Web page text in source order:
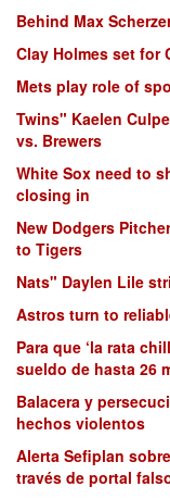
Behind Max
Clay Holmes set for
Mets play role of
Twins" Kaelen
vs. Brewers
White Sox need to
closing in
New Dodgers
to Tigers
Nats" Daylen Lile
Astros turn to
Para que ‘la rata
sueldo de hasta 26
Balacera y
hechos violentos
Alerta Sefiplan
través de portal